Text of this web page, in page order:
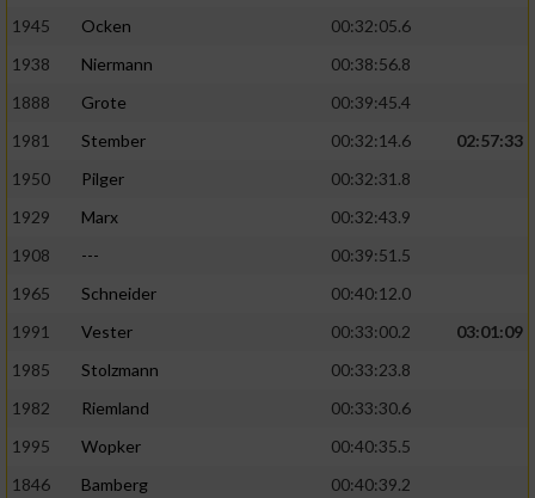
1945
Ocken
00:32:05.6
1938
Niermann
00:38:56.8
1888
Grote
00:39:45.4
1981
Stember 00:32:14.6
02:57:33
1950
Pilger
00:32:31.8
1929
Marx
00:32:43.9
1908
---
00:39:51.5
1965
Schneider
00:40:12.0
1991
Vester 00:33:00.2
03:01:09
1985
Stolzmann
00:33:23.8
1982
Riemland
00:33:30.6
1995
Wopker
00:40:35.5
1846
Bamberg
00:40:39.2